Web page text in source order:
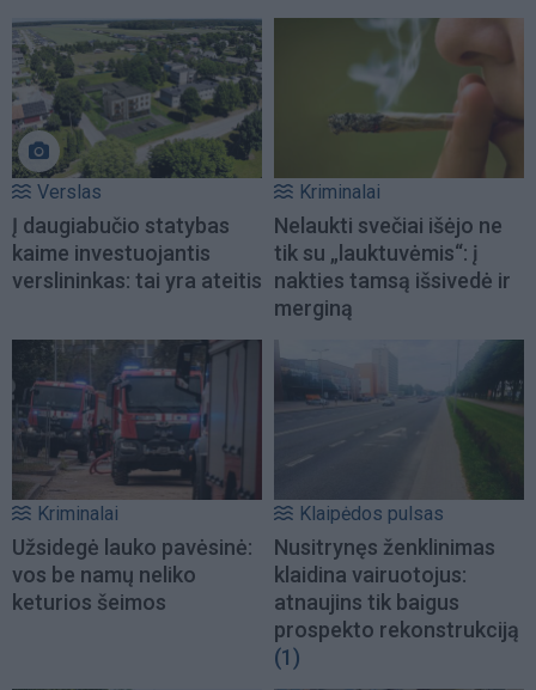
Verslas
Į daugiabučio statybas
kaime investuojantis
verslininkas: tai yra ateitis
Kriminalai
Nelaukti svečiai išėjo ne
tik su „lauktuvėmis“: į
nakties tamsą išsivedė ir
merginą
Kriminalai
Užsidegė lauko pavėsinė:
vos be namų neliko
keturios šeimos
Klaipėdos pulsas
Nusitrynęs ženklinimas
klaidina vairuotojus:
atnaujins tik baigus
prospekto rekonstrukciją
(1)